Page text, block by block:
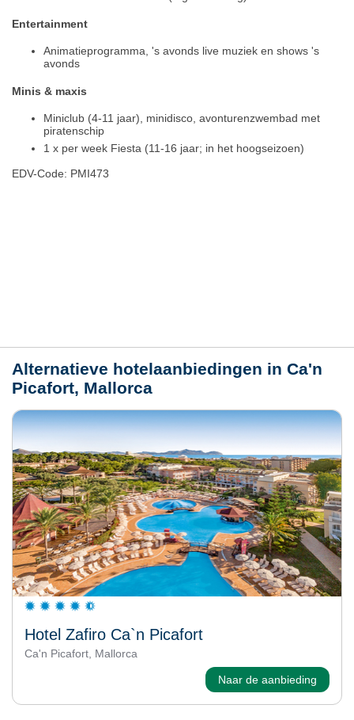
Entertainment
Animatieprogramma, 's avonds live muziek en shows 's
avonds
Minis & maxis
Miniclub (4-11 jaar), minidisco, avonturenzwembad met
piratenschip
1 x per week Fiesta (11-16 jaar; in het hoogseizoen)
EDV-Code: PMI473
Alternatieve hotelaanbiedingen in Ca'n
Picafort, Mallorca
Hotel Zafiro Ca`n Picafort
Ca'n Picafort, Mallorca
Naar de aanbieding